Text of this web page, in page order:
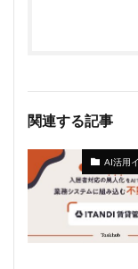
関連する記事
AI活用